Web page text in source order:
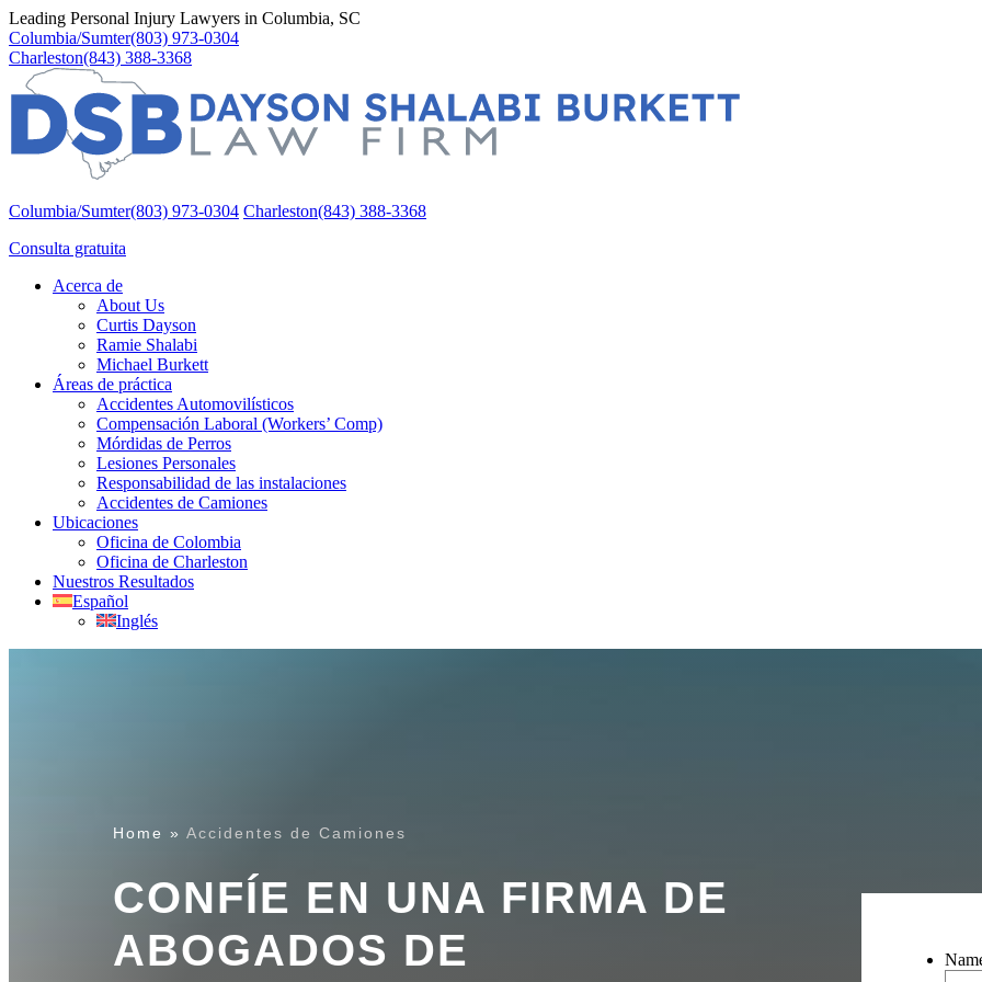
Leading Personal Injury Lawyers in Columbia, SC
Columbia/Sumter(803) 973-0304
Charleston(843) 388-3368
Columbia/Sumter(803) 973-0304 Charleston(843) 388-3368
Consulta gratuita
Acerca de
About Us
Curtis Dayson
Ramie Shalabi
Michael Burkett
Áreas de práctica
Accidentes Automovilísticos
Compensación Laboral (Workers’ Comp)
Mórdidas de Perros
Lesiones Personales
Responsabilidad de las instalaciones
Accidentes de Camiones
Ubicaciones
Oficina de Colombia
Oficina de Charleston
Nuestros Resultados
Español
Inglés
Home » Accidentes de Camiones
CONFÍE EN UNA FIRMA DE
ABOGADOS DE